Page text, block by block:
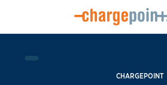
CHARGEPOINT